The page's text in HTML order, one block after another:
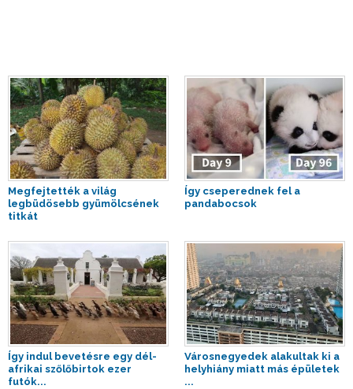
Megfejtették a világ
legbüdösebb gyümölcsének
titkát
Így cseperednek fel a
pandabocsok
Így indul bevetésre egy dél-
afrikai szőlőbirtok ezer
futók...
Városnegyedek alakultak ki a
helyhiány miatt más épületek
...